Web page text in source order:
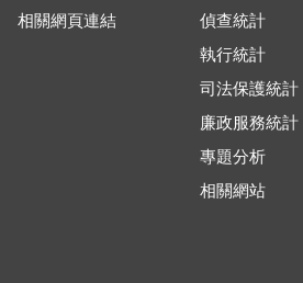
相關網頁連結 偵查統計
執行統計
司法保護統計
廉政服務統計
專題分析
相關網站